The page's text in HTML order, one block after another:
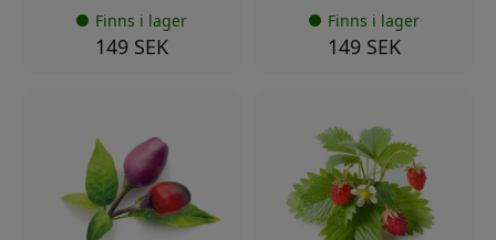
Finns i lager
149 SEK
Finns i lager
149 SEK